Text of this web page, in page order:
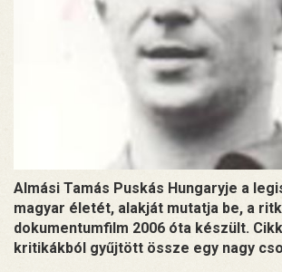
Almási Tamás Puskás Hungaryje a
magyar életét, alakját mutatja be, a
dokumentumfilm 2006 óta készült.
kritikákból gyűjtött össze egy nagy